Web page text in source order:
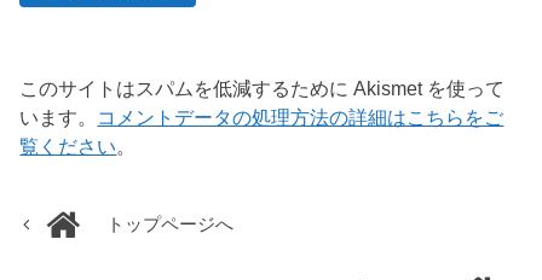
このサイトはスパムを低減するために Akismet を使って
います。 コメントデータの処理方法の詳細はこちらをご
覧ください。
トップページへ